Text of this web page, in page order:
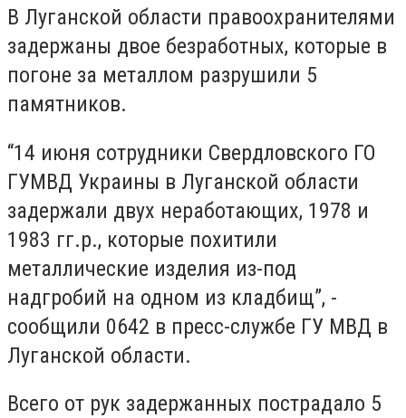
В Луганской области правоохранителями
задержаны двое безработных, которые в
погоне за металлом разрушили 5
памятников.
“14 июня сотрудники Свердловского ГО
ГУМВД Украины в Луганской области
задержали двух неработающих, 1978 и
1983 гг.р., которые похитили
металлические изделия из-под
надгробий на одном из кладбищ”, -
сообщили 0642 в пресс-службе ГУ МВД в
Луганской области.
Всего от рук задержанных пострадало 5